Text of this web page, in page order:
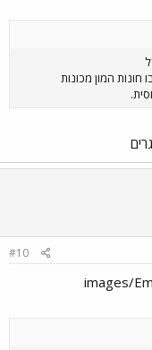
חונות המון מכונות
#10